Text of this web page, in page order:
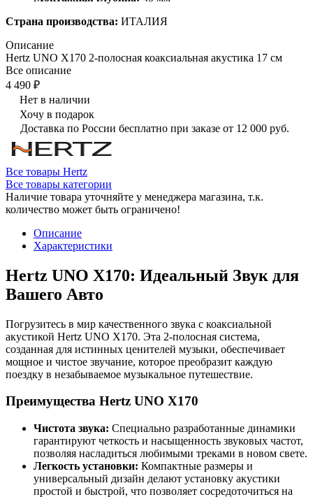
Страна производства: ИТАЛИЯ
Описание
Hertz UNO X170 2-полосная коаксиальная акустика 17 см
Все описание
4 490 ₽
Нет в наличии
Хочу в подарок
Доставка по России бесплатно при заказе от 12 000 руб.
Все товары Hertz
Все товары категории
Наличие товара уточняйте у менеджера магазина, т.к.
количество может быть ограничено!
Описание
Характеристики
Hertz UNO X170: Идеальный Звук для
Вашего Авто
Погрузитесь в мир качественного звука с коаксиальной
акустикой Hertz UNO X170. Эта 2-полосная система,
созданная для истинных ценителей музыки, обеспечивает
мощное и чистое звучание, которое преобразит каждую
поездку в незабываемое музыкальное путешествие.
Преимущества Hertz UNO X170
Чистота звука: Специально разработанные динамики
гарантируют четкость и насыщенность звуковых частот,
позволяя насладиться любимыми треками в новом свете.
Легкость установки: Компактные размеры и
универсальный дизайн делают установку акустики
простой и быстрой, что позволяет сосредоточиться на